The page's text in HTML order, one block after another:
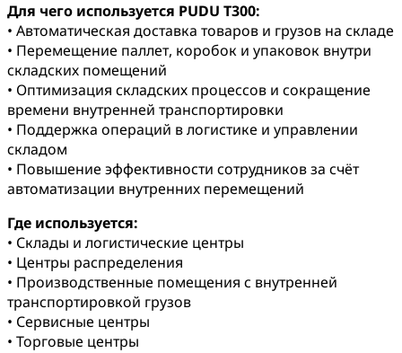
Для чего используется PUDU T300:
• Автоматическая доставка товаров и грузов на складе
• Перемещение паллет, коробок и упаковок внутри
складских помещений
• Оптимизация складских процессов и сокращение
времени внутренней транспортировки
• Поддержка операций в логистике и управлении
складом
• Повышение эффективности сотрудников за счёт
автоматизации внутренних перемещений
Где используется:
• Склады и логистические центры
• Центры распределения
• Производственные помещения с внутренней
транспортировкой грузов
• Сервисные центры
• Торговые центры